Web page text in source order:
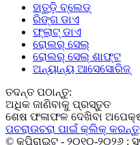
ହାତୁଡ଼ି ବ୍ଲେଡ୍
ରିଙ୍ଗ ଡାଏ
ଫ୍ଲାଟ୍ ଡାଏ
ରୋଲର୍ ସେଲ୍
ରୋଲର୍ ସେଲ୍ ଶାଫ୍ଟ
ଅନ୍ୟାନ୍ୟ ଆସେସୋରିଜ୍
ତଦନ୍ତ ପଠାନ୍ତୁ:
ଅଧିକ ଜାଣିବାକୁ ପ୍ରସ୍ତୁତ
ଶେଷ ଫଳାଫଳ ଦେଖିବା
ପଚରାଉଚରା ପାଇଁ କ୍ଲିକ୍ କରନ୍ତୁ
© କପିରାଇଟ୍ - ୨୦୧୦-୨୦୨୬ :